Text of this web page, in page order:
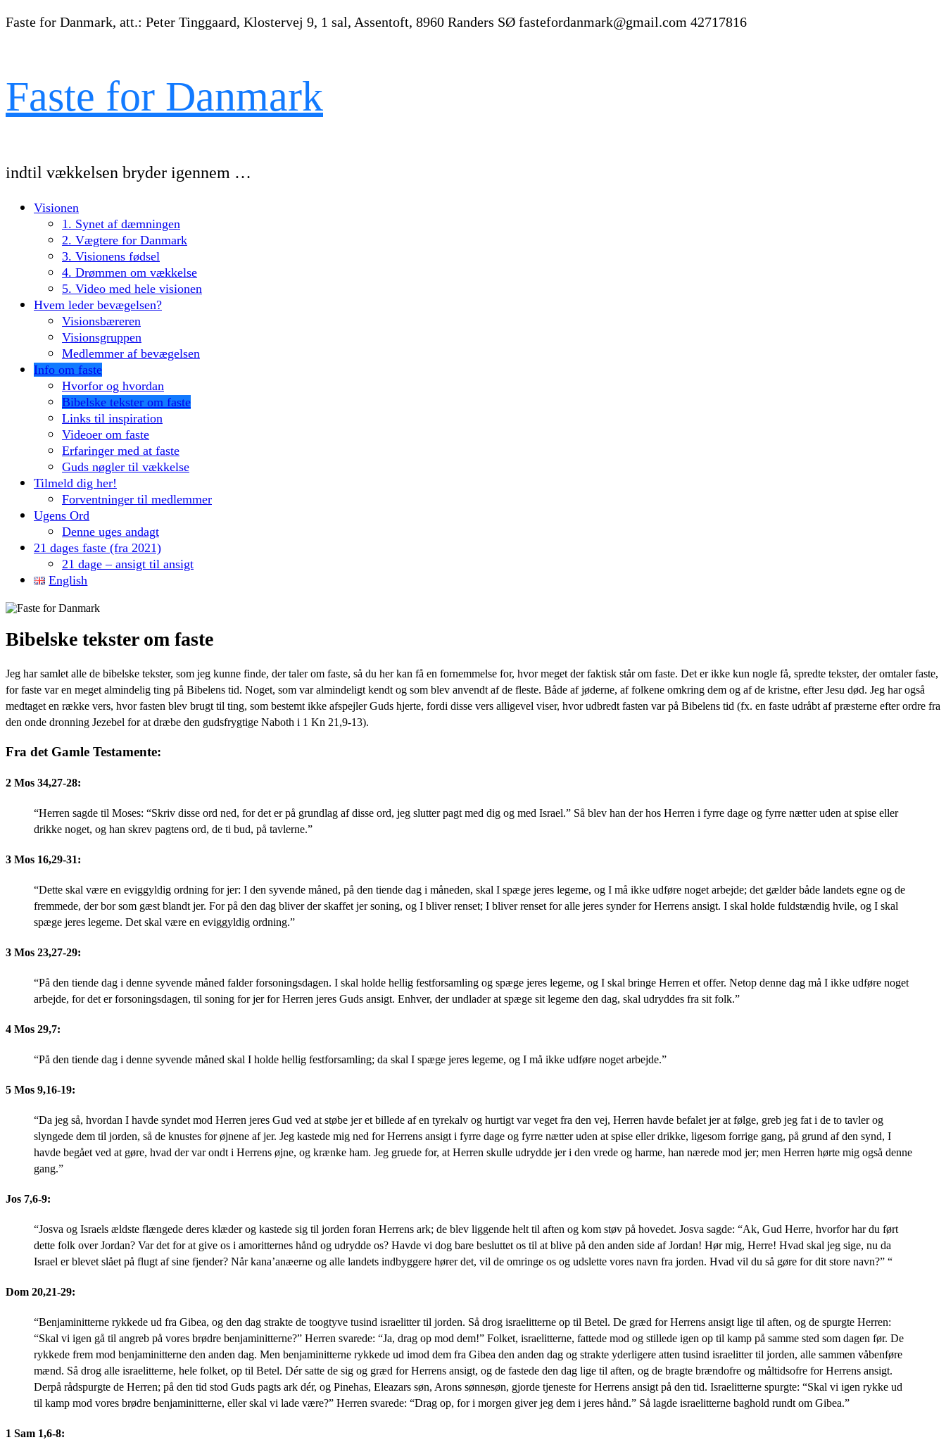
Faste for Danmark, att.: Peter Tinggaard, Klostervej 9, 1 sal, Assentoft, 8960 Randers SØ fastefordanmark@gmail.com 42717816
Faste for Danmark
indtil vækkelsen bryder igennem …
Visionen
1. Synet af dæmningen
2. Vægtere for Danmark
3. Visionens fødsel
4. Drømmen om vækkelse
5. Video med hele visionen
Hvem leder bevægelsen?
Visionsbæreren
Visionsgruppen
Medlemmer af bevægelsen
Info om faste
Hvorfor og hvordan
Bibelske tekster om faste
Links til inspiration
Videoer om faste
Erfaringer med at faste
Guds nøgler til vækkelse
Tilmeld dig her!
Forventninger til medlemmer
Ugens Ord
Denne uges andagt
21 dages faste (fra 2021)
21 dage – ansigt til ansigt
English
Bibelske tekster om faste
Jeg har samlet alle de bibelske tekster, som jeg kunne finde, der taler om faste, så du her kan få en fornemmelse for, hvor meget der faktisk står om faste. Det er ikke kun nogle få, spredte tekster, der omtaler faste,
for faste var en meget almindelig ting på Bibelens tid. Noget, som var almindeligt kendt og som blev anvendt af de fleste. Både af jøderne, af folkene omkring dem og af de kristne, efter Jesu død. Jeg har også
medtaget en række vers, hvor fasten blev brugt til ting, som bestemt ikke afspejler Guds hjerte, fordi disse vers alligevel viser, hvor udbredt fasten var på Bibelens tid (fx. en faste udråbt af præsterne efter ordre fra
den onde dronning Jezebel for at dræbe den gudsfrygtige Naboth i 1 Kn 21,9-13).
Fra det Gamle Testamente:
2 Mos 34,27-28:
“Herren sagde til Moses: “Skriv disse ord ned, for det er på grundlag af disse ord, jeg slutter pagt med dig og med Israel.” Så blev han der hos Herren i fyrre dage og fyrre nætter uden at spise eller
drikke noget, og han skrev pagtens ord, de ti bud, på tavlerne.”
3 Mos 16,29-31:
“Dette skal være en eviggyldig ordning for jer: I den syvende måned, på den tiende dag i måneden, skal I spæge jeres legeme, og I må ikke udføre noget arbejde; det gælder både landets egne og de
fremmede, der bor som gæst blandt jer. For på den dag bliver der skaffet jer soning, og I bliver renset; I bliver renset for alle jeres synder for Herrens ansigt. I skal holde fuldstændig hvile, og I skal
spæge jeres legeme. Det skal være en eviggyldig ordning.”
3 Mos 23,27-29:
“På den tiende dag i denne syvende måned falder forsoningsdagen. I skal holde hellig festforsamling og spæge jeres legeme, og I skal bringe Herren et offer. Netop denne dag må I ikke udføre noget
arbejde, for det er forsoningsdagen, til soning for jer for Herren jeres Guds ansigt. Enhver, der undlader at spæge sit legeme den dag, skal udryddes fra sit folk.”
4 Mos 29,7:
“På den tiende dag i denne syvende måned skal I holde hellig festforsamling; da skal I spæge jeres legeme, og I må ikke udføre noget arbejde.”
5 Mos 9,16-19:
“Da jeg så, hvordan I havde syndet mod Herren jeres Gud ved at støbe jer et billede af en tyrekalv og hurtigt var veget fra den vej, Herren havde befalet jer at følge, greb jeg fat i de to tavler og
slyngede dem til jorden, så de knustes for øjnene af jer. Jeg kastede mig ned for Herrens ansigt i fyrre dage og fyrre nætter uden at spise eller drikke, ligesom forrige gang, på grund af den synd, I
havde begået ved at gøre, hvad der var ondt i Herrens øjne, og krænke ham. Jeg gruede for, at Herren skulle udrydde jer i den vrede og harme, han nærede mod jer; men Herren hørte mig også denne
gang.”
Jos 7,6-9:
“Josva og Israels ældste flængede deres klæder og kastede sig til jorden foran Herrens ark; de blev liggende helt til aften og kom støv på hovedet. Josva sagde: “Ak, Gud Herre, hvorfor har du ført
dette folk over Jordan? Var det for at give os i amoritternes hånd og udrydde os? Havde vi dog bare besluttet os til at blive på den anden side af Jordan! Hør mig, Herre! Hvad skal jeg sige, nu da
Israel er blevet slået på flugt af sine fjender? Når kana’anæerne og alle landets indbyggere hører det, vil de omringe os og udslette vores navn fra jorden. Hvad vil du så gøre for dit store navn?” “
Dom 20,21-29:
“Benjaminitterne rykkede ud fra Gibea, og den dag strakte de toogtyve tusind israelitter til jorden. Så drog israelitterne op til Betel. De græd for Herrens ansigt lige til aften, og de spurgte Herren:
“Skal vi igen gå til angreb på vores brødre benjaminitterne?” Herren svarede: “Ja, drag op mod dem!” Folket, israelitterne, fattede mod og stillede igen op til kamp på samme sted som dagen før. De
rykkede frem mod benjaminitterne den anden dag. Men benjaminitterne rykkede ud imod dem fra Gibea den anden dag og strakte yderligere atten tusind israelitter til jorden, alle sammen våbenføre
mænd. Så drog alle israelitterne, hele folket, op til Betel. Dér satte de sig og græd for Herrens ansigt, og de fastede den dag lige til aften, og de bragte brændofre og måltidsofre for Herrens ansigt.
Derpå rådspurgte de Herren; på den tid stod Guds pagts ark dér, og Pinehas, Eleazars søn, Arons sønnesøn, gjorde tjeneste for Herrens ansigt på den tid. Israelitterne spurgte: “Skal vi igen rykke ud
til kamp mod vores brødre benjaminitterne, eller skal vi lade være?” Herren svarede: “Drag op, for i morgen giver jeg dem i jeres hånd.” Så lagde israelitterne baghold rundt om Gibea.”
1 Sam 1,6-8: